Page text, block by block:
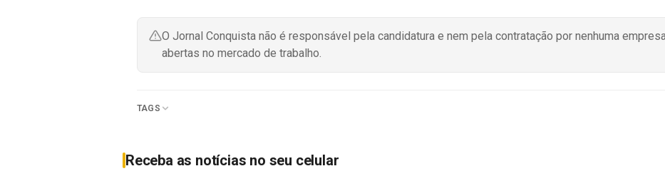
O Jornal Conquista não é responsável pela candidatura e nem pela contratação por nenhuma
abertas no mercado de trabalho.
TAGS
Receba as notícias no seu celular